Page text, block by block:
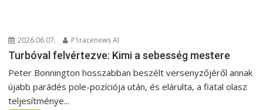
2026.06.07. P1racenews AI
Turbóval felvértezve: Kimi a sebesség mestere
Peter Bonnington hosszabban beszélt versenyzőjéről annak
újabb parádés pole-pozíciója után, és elárulta, a fiatal olasz
teljesítménye...